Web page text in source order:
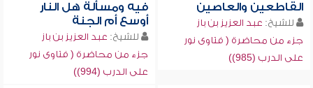
القاطعين والعاصين
للشيخ: عبد العزيز بن باز
جزء من محاضرة ( فتاوى نور
على الدرب (985))
فيه ومسألة هل النار
أوسع أم الجنة
للشيخ: عبد العزيز بن باز
جزء من محاضرة ( فتاوى نور
على الدرب (994))